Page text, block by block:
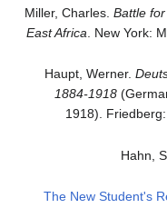
Miller, Charles.Battle
East Africa. New York:
Haupt, Werner.
1884-1918
1918).
The New